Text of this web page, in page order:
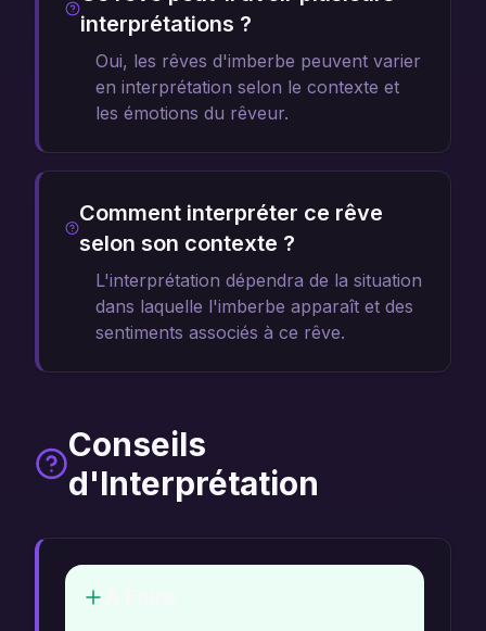
interprétations ?
Oui, les rêves d'imberbe peuvent varier
en interprétation selon le contexte et
les émotions du rêveur.
Comment interpréter ce rêve
selon son contexte ?
L'interprétation dépendra de la situation
dans laquelle l'imberbe apparaît et des
sentiments associés à ce rêve.
Conseils
d'Interprétation